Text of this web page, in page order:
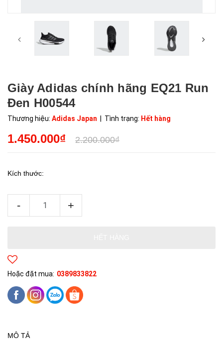
Giày Adidas chính hãng EQ21 Run
Đen H00544
Thương hiệu: Adidas Japan | Tình trạng: Hết hàng
1.450.000₫ 2.200.000₫
Kích thước:
- +
Hoặc đặt mua: 0389833822
MÔ TẢ